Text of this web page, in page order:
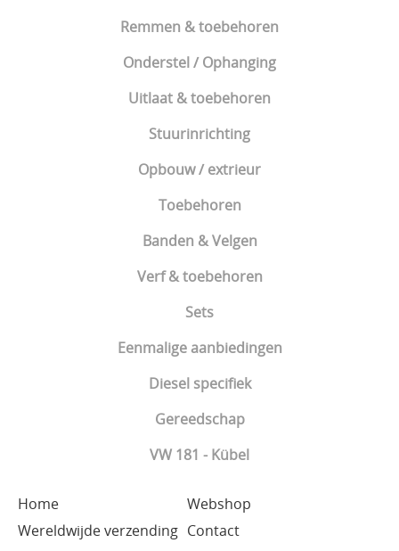
Remmen & toebehoren
Onderstel / Ophanging
Uitlaat & toebehoren
Stuurinrichting
Opbouw / extrieur
Toebehoren
Banden & Velgen
Verf & toebehoren
Sets
Eenmalige aanbiedingen
Diesel specifiek
Gereedschap
VW 181 - Kübel
Home
Webshop
Wereldwijde verzending Contact